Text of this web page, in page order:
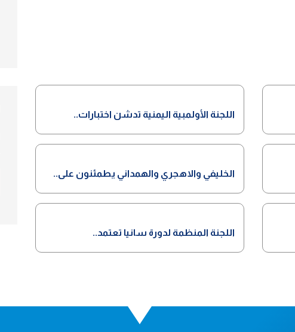
اللجنة الأولمبية اليمنية تدشن اختبارات..
الخليفي والاهجري والهمداني يطمئنون على..
اللجنة المنظمة لدورة سانيا تعتمد..